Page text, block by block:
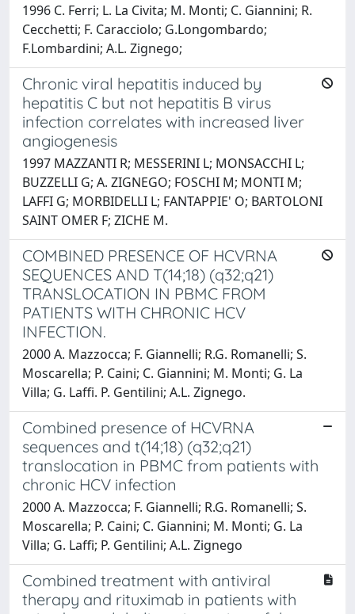
1996 C. Ferri; L. La Civita; M. Monti; C. Giannini; R.
Cecchetti; F. Caracciolo; G.Longombardo;
F.Lombardini; A.L. Zignego;
Chronic viral hepatitis induced by
hepatitis C but not hepatitis B virus
infection correlates with increased liver
angiogenesis
1997 MAZZANTI R; MESSERINI L; MONSACCHI L;
BUZZELLI G; A. ZIGNEGO; FOSCHI M; MONTI M;
LAFFI G; MORBIDELLI L; FANTAPPIE' O; BARTOLONI
SAINT OMER F; ZICHE M.
COMBINED PRESENCE OF HCVRNA
SEQUENCES AND T(14;18) (q32;q21)
TRANSLOCATION IN PBMC FROM
PATIENTS WITH CHRONIC HCV
INFECTION.
2000 A. Mazzocca; F. Giannelli; R.G. Romanelli; S.
Moscarella; P. Caini; C. Giannini; M. Monti; G. La
Villa; G. Laffi. P. Gentilini; A.L. Zignego.
Combined presence of HCVRNA
sequences and t(14;18) (q32;q21)
translocation in PBMC from patients with
chronic HCV infection
2000 A. Mazzocca; F. Giannelli; R.G. Romanelli; S.
Moscarella; P. Caini; C. Giannini; M. Monti; G. La
Villa; G. Laffi; P. Gentilini; A.L. Zignego
Combined treatment with antiviral
therapy and rituximab in patients with